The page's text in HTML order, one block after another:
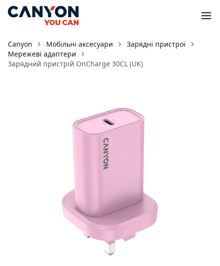
Canyon Мобільні аксесуари
Зарядні пристрої
Мережеві адаптери
Зарядний пристрій OnCharge 30CL (UK)